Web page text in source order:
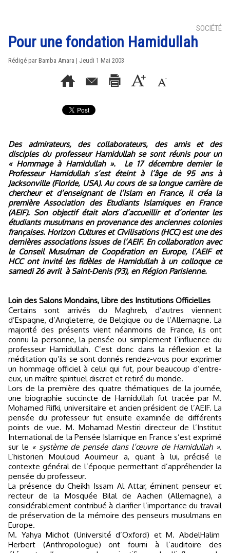
SOCIÉTÉ
Pour une fondation Hamidullah
Rédigé par Bamba Amara | Jeudi 1 Mai 2003
Des admirateurs, des collaborateurs, des amis et des
disciples du professeur Hamidullah se sont réunis pour un
« Hommage à Hamidullah ».
Le 17 décembre dernier le
Professeur Hamidullah s’est éteint à l’âge de 95 ans à
Jacksonville (Floride, USA). Au cours de sa longue carrière de
chercheur et d’enseignant de l’Islam en France, il créa la
première Association des Etudiants Islamiques en France
(AEIF). Son objectif était alors d’accueillir et d’orienter les
étudiants musulmans en provenance des anciennes colonies
françaises. Horizon Cultures et Civilisations (HCC) est une des
dernières associations issues de l’AEIF. En collaboration avec
le Conseil Musulman de Coopération en Europe, l’AEIF et
HCC ont invité les fidèles de Hamidullah à un colloque ce
samedi 26 avril à Saint-Denis (93), en Région Parisienne.
Loin des Salons Mondains, Libre des Institutions Officielles
Certains sont arrivés du Maghreb, d’autres viennent
d’Espagne, d’Angleterre, de Belgique ou de l’Allemagne. La
majorité des présents vient néanmoins de France, ils ont
connu la personne, la pensée ou simplement l’influence du
professeur Hamidullah. C’est donc dans la réflexion et la
méditation qu’ils se sont donnés rendez-vous pour exprimer
un hommage officiel à celui qui fut, pour beaucoup d’entre-
eux, un maître spirituel discret et retiré du monde.
Lors de la première des quatre thématiques de la journée,
une biographie succincte de Hamidullah fut tracée par M.
Mohamed Rifki, universitaire et ancien président de l’AEIF. La
pensée du professeur fut ensuite examinée de différents
points de vue. M. Mohamad Mestiri directeur de l’Institut
International de la Pensée Islamique en France s’est exprimé
sur le « système de pensée dans l’œuvre de Hamidullah ».
L’historien Mouloud Aouimeur a, quant à lui, précisé le
contexte général de l’époque permettant d’appréhender la
pensée du professeur.
La présence du Cheikh Issam Al Attar, éminent penseur et
recteur de la Mosquée Bilal de Aachen (Allemagne), a
considérablement contribué à clarifier l’importance du travail
de préservation de la mémoire des penseurs musulmans en
Europe.
M. Yahya Michot (Université d’Oxford) et M. AbdelHalim
Herbert (Anthropologue) ont fourni à l’auditoire des